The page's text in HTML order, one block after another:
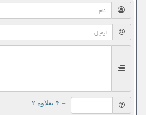
= ۴ بعلاوه ۲